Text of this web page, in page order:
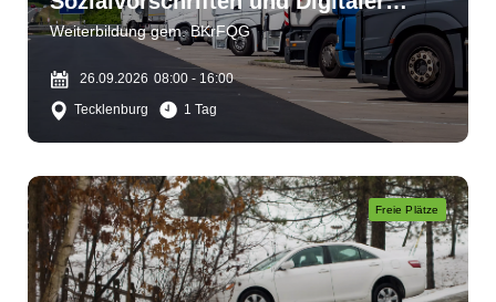
Fahrtenschreiber
Weiterbildung gem. BKrFQG
26.09.2026 08:00 - 16:00
Tecklenburg
1 Tag
Freie Plätze